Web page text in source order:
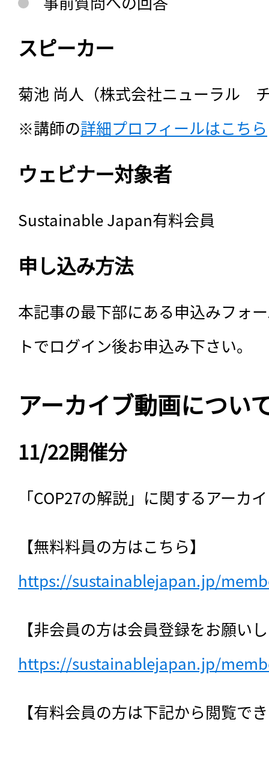
スピーカー
菊池 尚人（株式会社ニューラル　
※講師の
ウェビナー対象者
Sustainable Japan有料会員
申し込み方法
本記事の最下部にある申込みフォ
トでログイン後お申込み下さい。
アーカイブ動画につい
11/22開催分
「COP27の解説」に関するアーカ
【無料料員の方はこちら】
https://sustainablejapan.jp/
【非会員の方は会員登録をお願い
https://sustainablejapan.jp/
【有料会員の方は下記から閲覧で